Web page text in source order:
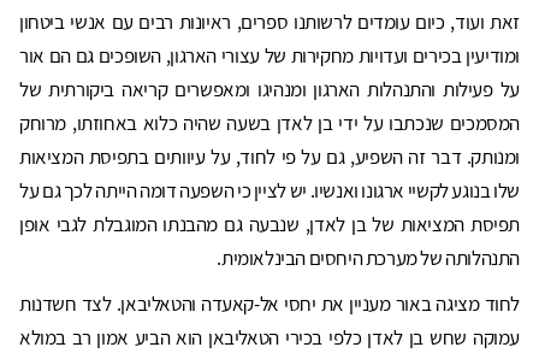
זאת ועוד, כיום עומדים לרשותנו ספרים, ראיונות רבים עם אנשי ביטחון
ומודיעין בכירים ועדויות מחקירות של עצורי הארגון, השופכים גם הם אור
על פעילות והתנהלות הארגון ומנהיגו ומאפשרים קריאה ביקורתית של
המסמכים שנכתבו על ידי בן לאדן בשעה שהיה כלוא באחוזתו, מרוחק
ומנותק. דבר זה השפיע, גם על פי לחוד, על עיוותים בתפיסת המציאות
שלו בנוגע לקשיי ארגונו ואנשיו. יש לציין כי השפעה דומה הייתה לכך גם על
תפיסת המציאות של בן לאדן, שנבעה גם מהבנתו המוגבלת לגבי אופן
התנהלותה של מערכת היחסים הבינלאומית.
לחוד מציגה באור מעניין את יחסי אל-קאעדה והטאליבאן. לצד חשדנות
עמוקה שחש בן לאדן כלפי בכירי הטאליבאן הוא הביע אמון רב במולא